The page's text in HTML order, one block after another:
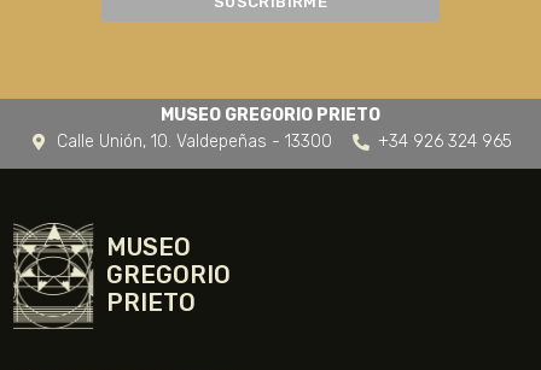
MUSEO GREGORIO PRIETO
Calle Unión, 10. Valdepeñas - 13300
+34 926 324 965
MUSEO
GREGORIO
PRIETO